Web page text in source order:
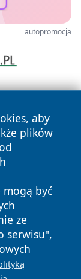
autopromocja
aby
plików
mogą być
ze
serwisu",
Polityka
Cookies